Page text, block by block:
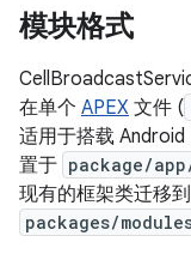
模块格式
在单个 APEX 文件 (
适用于搭载
置于 package/
现有的框架类迁移到
packages/